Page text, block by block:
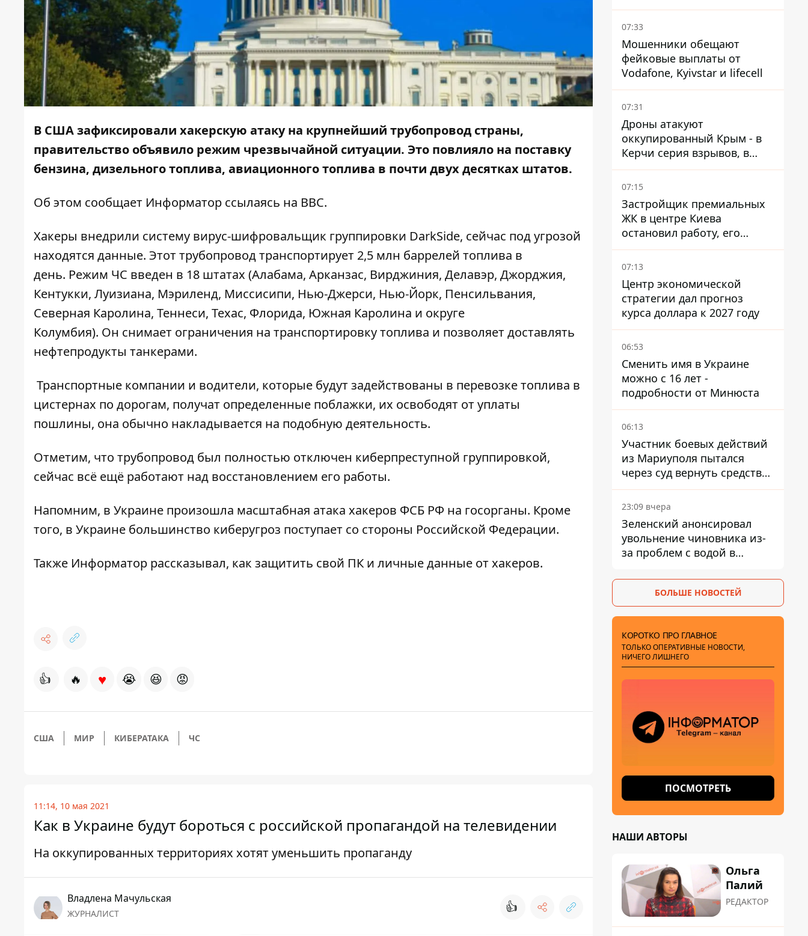
В США зафиксировали хакерскую атаку на крупнейший трубопровод страны,
правительство объявило режим чрезвычайной ситуации. Это повлияло на поставку
бензина, дизельного топлива, авиационного топлива в почти двух десятках штатов.
Об этом сообщает Информатор ссылаясь на BBC.
Хакеры внедрили систему вирус-шифровальщик группировки DarkSide, сейчас под угрозой
находятся данные. Этот трубопровод транспортирует 2,5 млн баррелей топлива в
день. Режим ЧС введен в 18 штатах (Алабама, Арканзас, Вирджиния, Делавэр, Джорджия,
Кентукки, Луизиана, Мэриленд, Миссисипи, Нью-Джерси, Нью-Йорк, Пенсильвания,
Северная Каролина, Теннеси, Техас, Флорида, Южная Каролина и округе
Колумбия). Он снимает ограничения на транспортировку топлива и позволяет доставлять
нефтепродукты танкерами.
Транспортные компании и водители, которые будут задействованы в перевозке топлива в
цистернах по дорогам, получат определенные поблажки, их освободят от уплаты
пошлины, она обычно накладывается на подобную деятельность.
Отметим, что трубопровод был полностью отключен киберпреступной группировкой,
сейчас всё ещё работают над восстановлением его работы.
Напомним, в Украине произошла масштабная атака хакеров ФСБ РФ на госорганы. Кроме
того, в Украине большинство киберугроз поступает со стороны Российской Федерации.
Также Информатор рассказывал, как защитить свой ПК и личные данные от хакеров.
👍 🔥 ♥ 😭 😆 😡
США МИР КИБЕРАТАКА ЧС
11:14, 10 мая 2021
Как в Украине будут бороться с российской пропагандой на телевидении
На оккупированных территориях хотят уменьшить пропаганду
Владлена Мачульская
ЖУРНАЛИСТ 👍
07:33
Мошенники обещают
фейковые выплаты от
Vodafone, Kyivstar и lifecell
07:31
Дроны атакуют
оккупированный Крым - в
Керчи серия взрывов, в
Феодосии пожар
07:15
Застройщик премиальных
ЖК в центре Киева
остановил работу, его
руководители сбежали из
Украины - Bihus.info
07:13
Центр экономической
стратегии дал прогноз
курса доллара к 2027 году
06:53
Сменить имя в Украине
можно с 16 лет -
подробности от Минюста
06:13
Участник боевых действий
из Мариуполя пытался
через суд вернуть средства
субсидии со счета в
Ощадбанке – каким было
решение
23:09 вчера
Зеленский анонсировал
увольнение чиновника из-
за проблем с водой в
БОЛЬШЕ НОВОСТЕЙ
КОРОТКО ПРО ГЛАВНОЕ
ТОЛЬКО ОПЕРАТИВНЫЕ НОВОСТИ,
НИЧЕГО ЛИШНЕГО
ПОСМОТРЕТЬ
НАШИ АВТОРЫ
Ольга
Палий
РЕДАКТОР